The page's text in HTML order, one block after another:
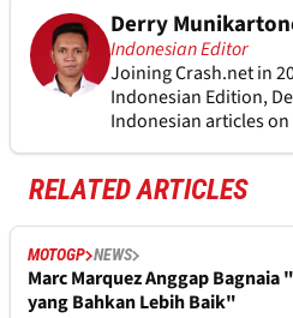
Derry
Indonesian Editor
Joining Crash.net in
Indonesian Edition,
Indonesian articles
RELATED ARTICLES
MOTOGP NEWS
Marc Marquez Anggap Bagnaia
yang Bahkan Lebih Baik"